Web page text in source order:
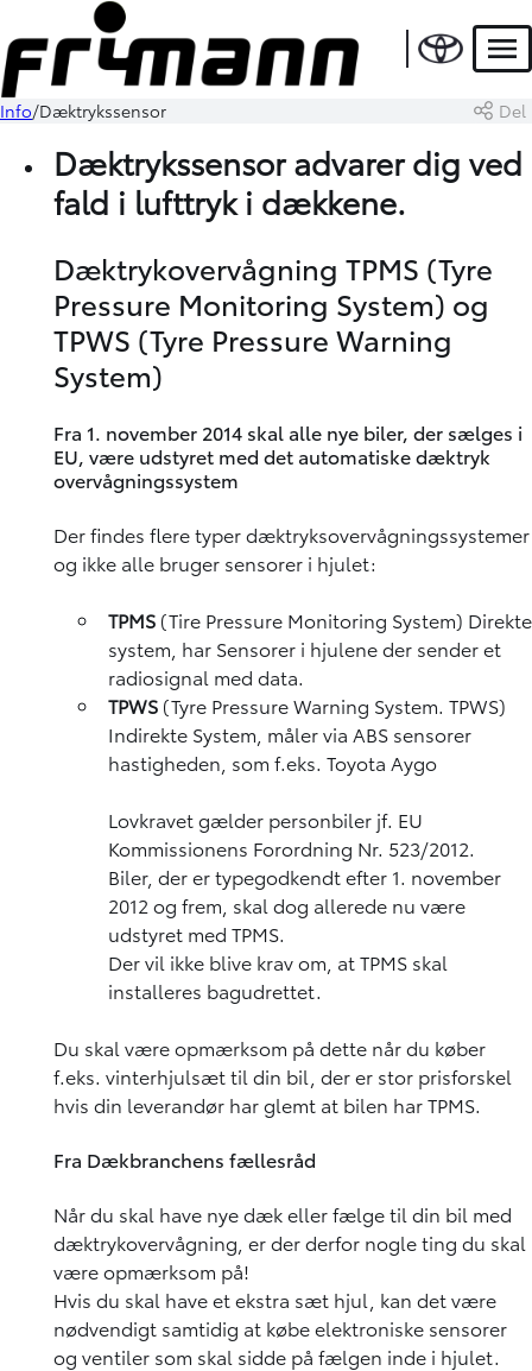
Info Dæktrykssensor Del
Dæktrykssensor advarer dig ved
fald i lufttryk i dækkene.
Dæktrykovervågning TPMS (Tyre
Pressure Monitoring System) og
TPWS (Tyre Pressure Warning
System)
Fra 1. november 2014 skal alle nye biler, der sælges i
EU, være udstyret med det automatiske dæktryk
overvågningssystem
Der findes flere typer dæktryksovervågningssystemer
og ikke alle bruger sensorer i hjulet:
TPMS(Tire Pressure Monitoring System) Direkte
system, har Sensorer i hjulene der sender et
radiosignal med data.
TPWS(Tyre Pressure Warning System. TPWS)
Indirekte System, måler via ABS sensorer
hastigheden, som f.eks. Toyota Aygo
Lovkravet gælder personbiler jf. EU
Kommissionens Forordning Nr. 523/2012.
Biler, der er typegodkendt efter 1. november
2012 og frem, skal dog allerede nu være
udstyret med TPMS.
Der vil ikke blive krav om, at TPMS skal
installeres bagudrettet.
Du skal være opmærksom på dette når du køber
f.eks. vinterhjulsæt til din bil, der er stor prisforskel
hvis din leverandør har glemt at bilen har TPMS.
Fra Dækbranchens fællesråd
Når du skal have nye dæk eller fælge til din bil med
dæktrykovervågning, er der derfor nogle ting du skal
være opmærksom på!
Hvis du skal have et ekstra sæt hjul, kan det være
nødvendigt samtidig at købe elektroniske sensorer
og ventiler som skal sidde på fælgen inde i hjulet.